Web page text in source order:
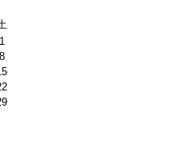
1
8